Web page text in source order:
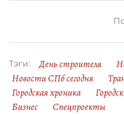
Тэги: День строителя
Новости СПб сегодня
Городская хроника
Бизнес
Спецпроекты